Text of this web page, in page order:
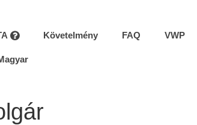
Követelmény FAQ VWP